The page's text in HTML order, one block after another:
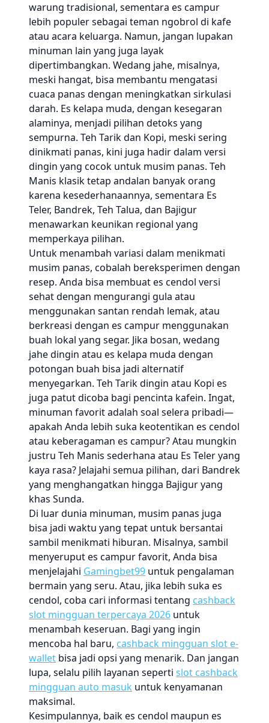
warung tradisional, sementara es campur
lebih populer sebagai teman ngobrol di kafe
atau acara keluarga. Namun, jangan lupakan
minuman lain yang juga layak
dipertimbangkan. Wedang jahe, misalnya,
meski hangat, bisa membantu mengatasi
cuaca panas dengan meningkatkan sirkulasi
darah. Es kelapa muda, dengan kesegaran
alaminya, menjadi pilihan detoks yang
sempurna. Teh Tarik dan Kopi, meski sering
dinikmati panas, kini juga hadir dalam versi
dingin yang cocok untuk musim panas. Teh
Manis klasik tetap andalan banyak orang
karena kesederhanaannya, sementara Es
Teler, Bandrek, Teh Talua, dan Bajigur
menawarkan keunikan regional yang
memperkaya pilihan.
Untuk menambah variasi dalam menikmati
musim panas, cobalah bereksperimen dengan
resep. Anda bisa membuat es cendol versi
sehat dengan mengurangi gula atau
menggunakan santan rendah lemak, atau
berkreasi dengan es campur menggunakan
buah lokal yang segar. Jika bosan, wedang
jahe dingin atau es kelapa muda dengan
potongan buah bisa jadi alternatif
menyegarkan. Teh Tarik dingin atau Kopi es
juga patut dicoba bagi pencinta kafein. Ingat,
minuman favorit adalah soal selera pribadi—
apakah Anda lebih suka keotentikan es cendol
atau keberagaman es campur? Atau mungkin
justru Teh Manis sederhana atau Es Teler yang
kaya rasa? Jelajahi semua pilihan, dari Bandrek
yang menghangatkan hingga Bajigur yang
khas Sunda.
Di luar dunia minuman, musim panas juga
bisa jadi waktu yang tepat untuk bersantai
sambil menikmati hiburan. Misalnya, sambil
menyeruput es campur favorit, Anda bisa
menjelajahi Gamingbet99 untuk pengalaman
bermain yang seru. Atau, jika lebih suka es
cendol, coba cari informasi tentang cashback
slot mingguan terpercaya 2026 untuk
menambah keseruan. Bagi yang ingin
mencoba hal baru, cashback mingguan slot e-
wallet bisa jadi opsi yang menarik. Dan jangan
lupa, selalu pilih layanan seperti slot cashback
mingguan auto masuk untuk kenyamanan
maksimal.
Kesimpulannya, baik es cendol maupun es